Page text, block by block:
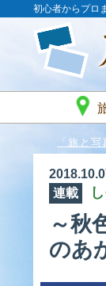
初心者からプロ
「旅と
連載
～秋
のあ